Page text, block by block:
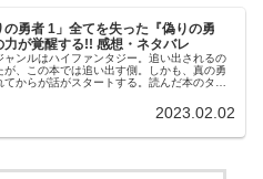
の勇者 1」全てを失った『偽りの勇
力が覚醒する!! 感想・ネタバレ
ャンルはハイファンタジー。追い出されるの
が、この本では追い出す側。しかも、真の勇
てからが話がスタートする。読んだ本のタイ
ィから追放した 1...
2023.02.02